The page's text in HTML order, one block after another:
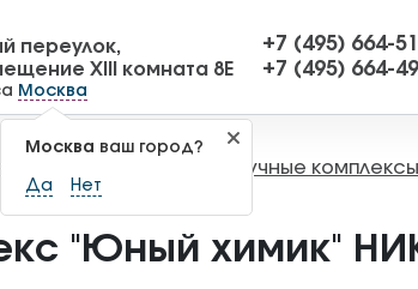
переулок,
XIII комната 8Е
Москва
Москва ваш город?
Да Нет
+7 (495) 664-
+7 (495) 664-
площадок Научные комплексы
"Юный химик"